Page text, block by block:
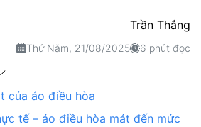
Trần Thắng
Thứ Năm, 21/08/2025 6 phút đọc
của áo điều hòa
tế – áo điều hòa mát đến mức